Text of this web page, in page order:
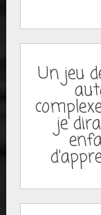
Un jeu
je